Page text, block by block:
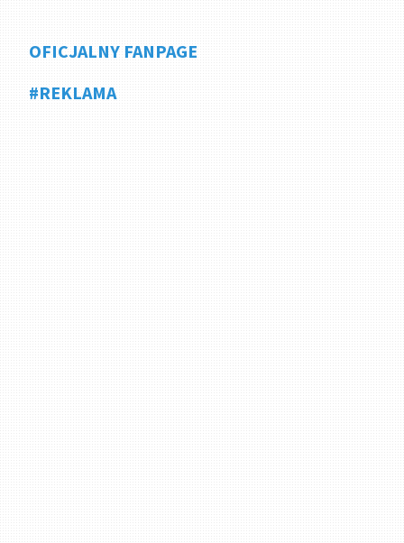
OFICJALNY FANPAGE
#REKLAMA